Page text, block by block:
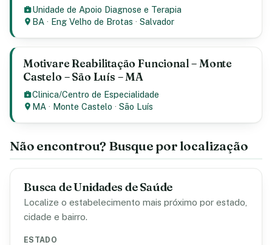
Unidade de Apoio Diagnose e Terapia
BA · Eng Velho de Brotas ·Salvador
Motivare Reabilitação Funcional – Monte
Castelo – São Luís – MA
Clinica/Centro de Especialidade
MA · Monte Castelo ·São Luís
Não encontrou? Busque por localização
Busca de Unidades de Saúde
Localize o estabelecimento mais próximo por estado,
cidade e bairro.
ESTADO